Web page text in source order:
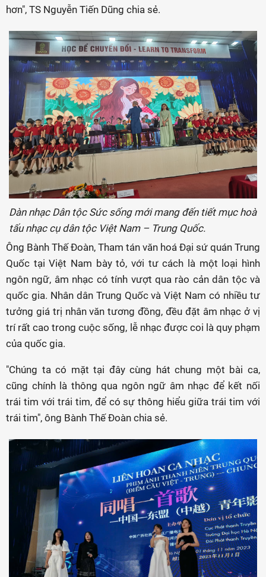
hơn", TS Nguyễn Tiến Dũng chia sẻ.
Dàn nhạc Dân tộc Sức sống mới mang đến tiết mục hoà
tấu nhạc cụ dân tộc Việt Nam – Trung Quốc.
Ông Bành Thế Đoàn, Tham tán văn hoá Đại sứ quán Trung
Quốc tại Việt Nam bày tỏ, với tư cách là một loại hình
ngôn ngữ, âm nhạc có tính vượt qua rào cản dân tộc và
quốc gia. Nhân dân Trung Quốc và Việt Nam có nhiều tư
tưởng giá trị nhân văn tương đồng, đều đặt âm nhạc ở vị
trí rất cao trong cuộc sống, lễ nhạc được coi là quy phạm
của quốc gia.
"Chúng ta có mặt tại đây cùng hát chung một bài ca,
cũng chính là thông qua ngôn ngữ âm nhạc để kết nối
trái tim với trái tim, để có sự thông hiểu giữa trái tim với
trái tim", ông Bành Thế Đoàn chia sẻ.